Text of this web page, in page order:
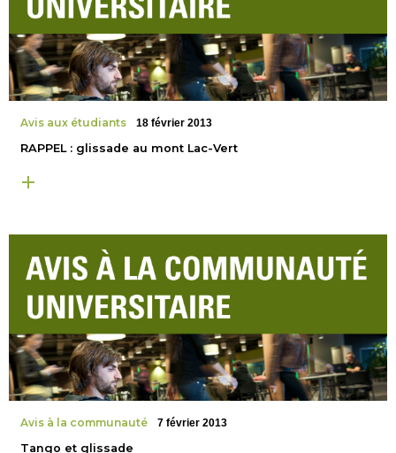
Avis aux étudiants 18 février 2013
RAPPEL : glissade au mont Lac-Vert
Avis à la communauté 7 février 2013
Tango et glissade